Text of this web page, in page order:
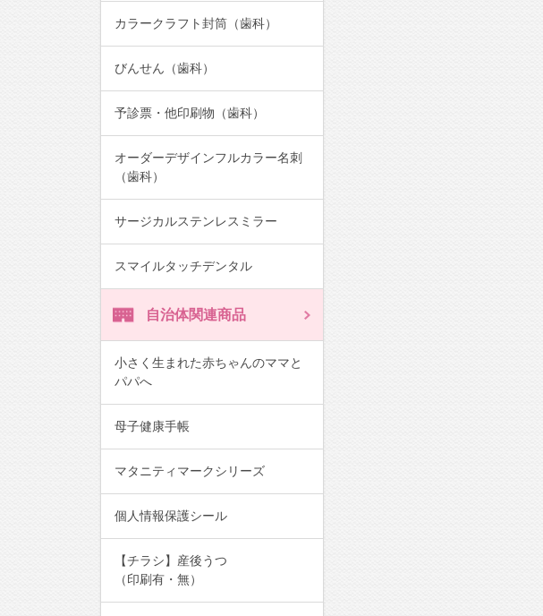
カラークラフト封筒（歯科）
びんせん（歯科）
予診票・他印刷物（歯科）
オーダーデザインフルカラー名刺
（歯科）
サージカルステンレスミラー
スマイルタッチデンタル
自治体関連商品
小さく生まれた赤ちゃんのママと
パパへ
母子健康手帳
マタニティマークシリーズ
個人情報保護シール
【チラシ】産後うつ
（印刷有・無）